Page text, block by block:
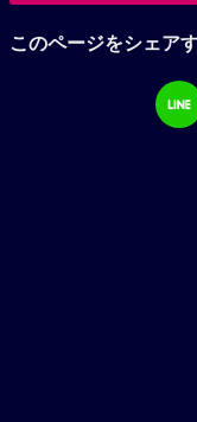
このページをシェア